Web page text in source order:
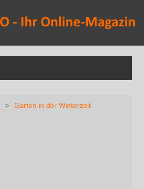
Garten in der Winterzeit